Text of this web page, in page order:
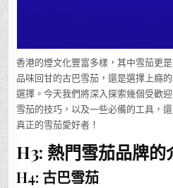
香港的煙文化豐富多樣，其中雪茄更
品味回甘的古巴雪茄，還是選擇上癮
選擇。今天我們將深入探索幾個受歡
雪茄的技巧，以及一些必備的工具，
真正的雪茄愛好者！
H3: 熱門雪茄品牌的
H4: 古巴雪茄